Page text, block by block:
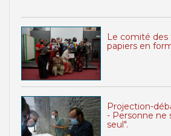
Le comité des
papiers en
Projection-
- Personne ne
seul".